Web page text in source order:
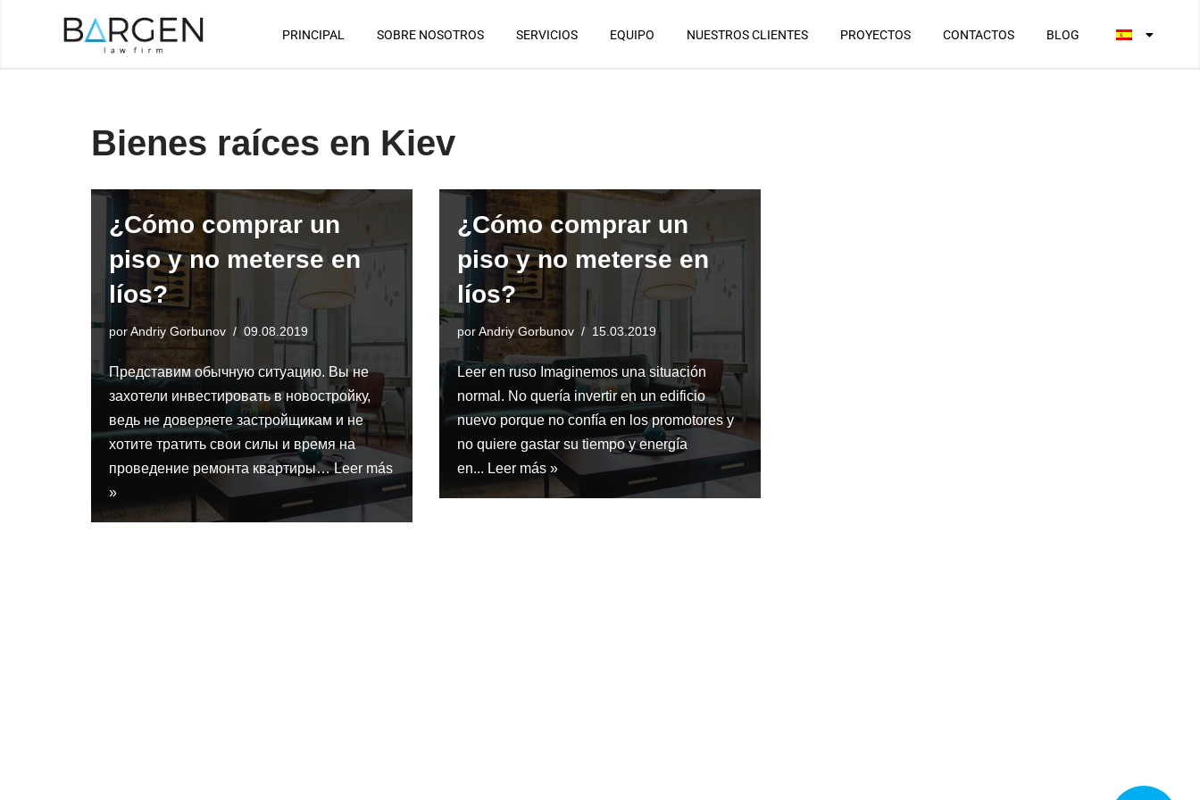
PRINCIPAL SOBRE NOSOTROS SERVICIOS EQUIPO NUESTROS CLIENTES PROYECTOS CONTACTOS BLOG
Bienes raíces en Kiev
¿Cómo comprar un
piso y no meterse en
líos?
porAndriy Gorbunov 09.08.2019
Представим обычную ситуацию. Вы не
захотели инвестировать в новостройку,
ведь не доверяете застройщикам и не
хотите тратить свои силы и время на
проведение ремонта квартиры…Leer más
»
¿Cómo comprar un
piso y no meterse en
líos?
porAndriy Gorbunov 15.03.2019
Leer en ruso Imaginemos una situación
normal. No quería invertir en un edificio
nuevo porque no confía en los promotores y
no quiere gastar su tiempo y energía
en... Leer más »